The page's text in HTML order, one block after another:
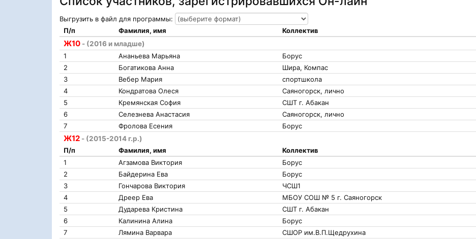
Выгрузить в файл для программы:
Ж10 - (2016 и младше)
П/п Фамилия, имя Коллектив
1 Ананьева Марьяна Борус
2
Богатикова Анна Шира, Компас
3
Вебер Мария спортшкола
4
Кондратова Олеся Саяногорск, лично
5
Кремянская София СШТ г. Абакан
6
Селезнева Анастасия Саяногорск, лично
7
Фролова Есения Борус
Ж12 - (2015-2014 г.р.)
П/п
Фамилия, имя Коллектив
1
Агзамова Виктория Борус
2
Байдерина Ева Борус
3
Гончарова Виктория ЧСШ1
4
Дреер Ева МБОУ СОШ № 5 г. Саяногорск
5
Дударева Кристина СШТ г. Абакан
6
Калинина Алина Борус
7
Лямина Варвара СШОР им.В.П.Щедрухина